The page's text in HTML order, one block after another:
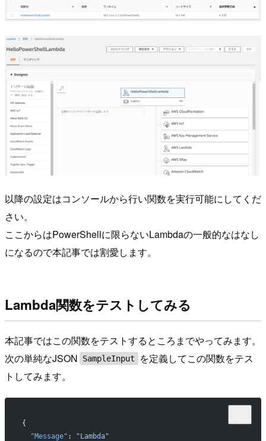
以降の設定はコンソールから行い関数を実行可能にしてくだ
さい。
ここからはPowerShellに限らないLambdaの一般的なはなし
になるので本記事では割愛します。
Lambda関数をテストしてみる
本記事ではこの関数をテストするところまでやってみます。
次の単純なJSON
SampleInput
を定義してこの関数をテス
トしてみます。
{
  "Message"
:
"Lambda"